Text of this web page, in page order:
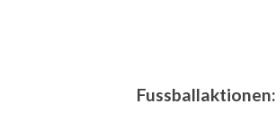
Fussballaktionen: